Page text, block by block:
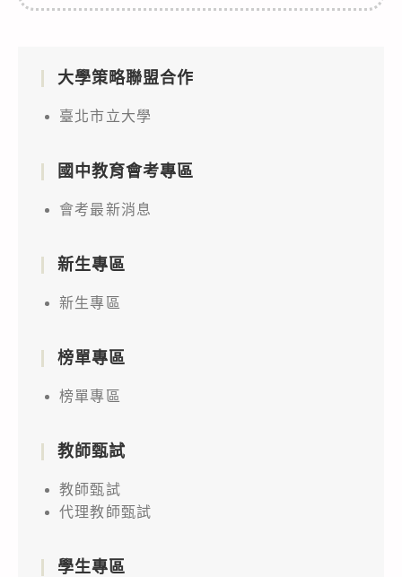
大學策略聯盟合作
臺北市立大學
國中教育會考專區
會考最新消息
新生專區
新生專區
榜單專區
榜單專區
教師甄試
教師甄試
代理教師甄試
學生專區